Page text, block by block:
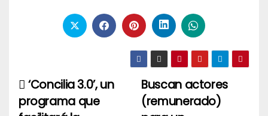
Navegación
Buscan actores
(remunerado)
‘Concilia 3.0’, un
programa que